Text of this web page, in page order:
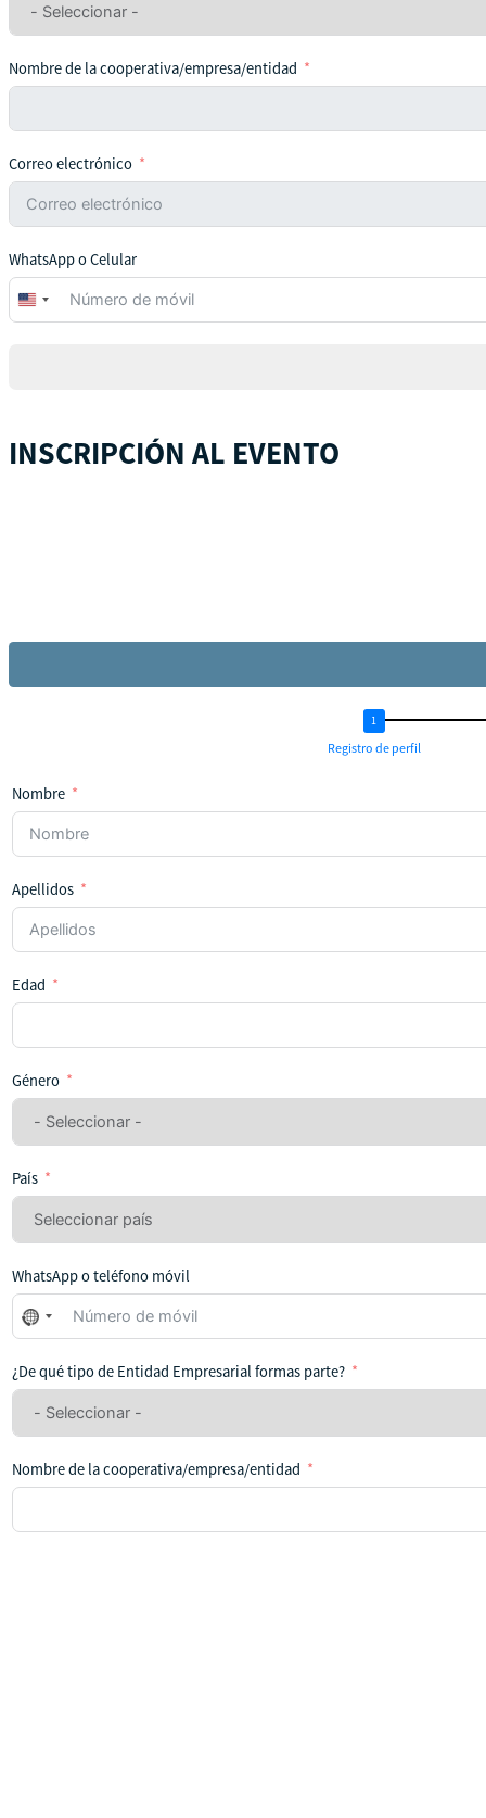
Nombre de la cooperativa/empresa/entidad
Correo electrónico
WhatsApp o Celular
United
States
INSCRIPCIÓN AL EVENTO
Registro de perfil
Nombre
Apellidos
Edad
Género
País
WhatsApp o teléfono móvil
No
se
seleccionado
ningún
¿De qué tipo de Entidad Empresarial formas parte?
Nombre de la cooperativa/empresa/entidad